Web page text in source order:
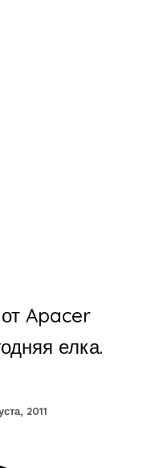
Apacer
елка.
2011